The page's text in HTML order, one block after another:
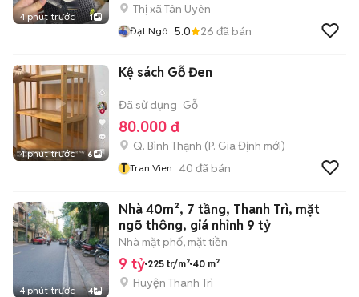
4 phút trước 1
Thị xã Tân Uyên
Đạt Ngô 5.0 26 đã bán
4 phút trước 6
Kệ sách Gỗ Đen
Đã sử dụng Gỗ
80.000 đ
Q. Bình Thạnh (P. Gia Định mới)
T Tran Vien 40 đã bán
4 phút trước 4
Nhà 40m², 7 tầng, Thanh Trì, mặt
ngõ thông, giá nhỉnh 9 tỷ
Nhà mặt phố, mặt tiền
9 tỷ 225 tr/m² 40 m²
Huyện Thanh Trì